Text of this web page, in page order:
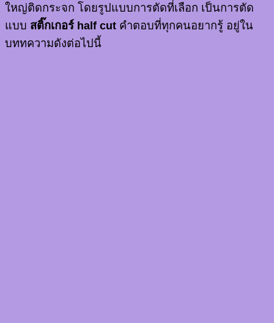
ใหญ่ติดกระจก โดยรูปแบบการตัดที่เลือก เป็นการตัด
แบบ สติ๊กเกอร์ half cut คำตอบที่ทุกคนอยากรู้ อยู่ใน
บททความดังต่อไปนี้